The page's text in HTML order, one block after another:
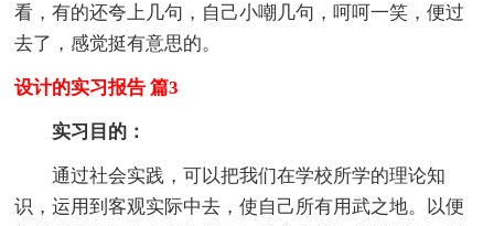
看，有的还夸上几句，自己小嘲几句，呵呵一笑，便过
去了，感觉挺有意思的。
设计的实习报告 篇3
实习目的：
通过社会实践，可以把我们在学校所学的理论知
识，运用到客观实际中去，使自己所有用武之地。以便